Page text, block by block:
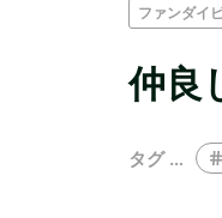
ファンダイ
仲良
タグ …